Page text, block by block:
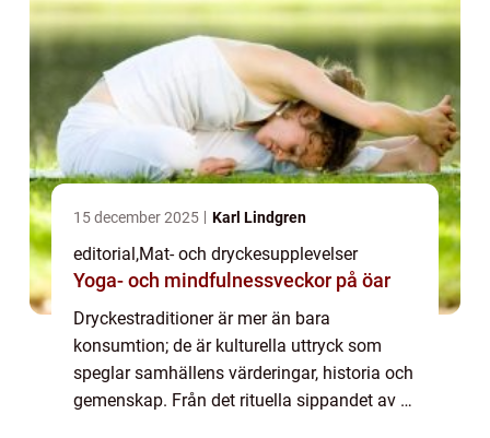
15 december 2025 Karl Lindgren
editorial,Mat- och dryckesupplevelser
Yoga- och mindfulnessveckor på öar
Dryckestraditioner är mer än bara
konsumtion; de är kulturella uttryck som
speglar samhällens värderingar, historia och
gemenskap. Från det rituella sippandet av te